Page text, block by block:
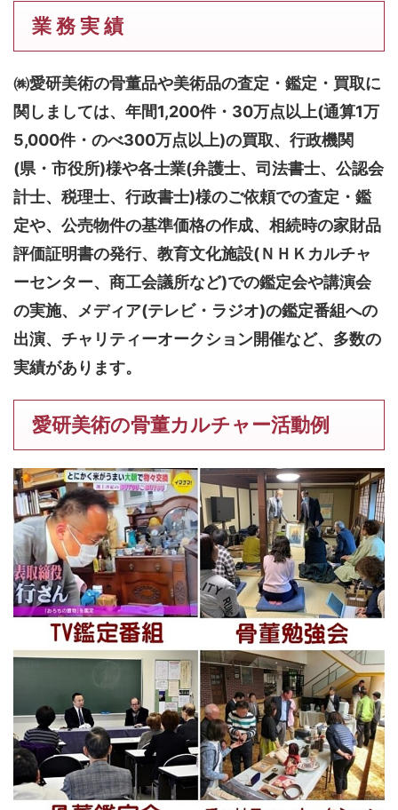
業 務 実 績
㈱愛研美術の骨董品や美術品の査定・鑑定・買取に
関しましては、 年間1,200件・30万点以上(通算1万
5,000件・のべ300万点以上)の買取、行政機関
(県・市役所)様や各士業(弁護士、司法書士、公認会
計士、税理士、行政書士)様のご依頼での査定・鑑
定や、公売物件の基準価格の作成、相続時の家財品
評価証明書の発行、教育文化施設(ＮＨＫカルチャ
ーセンター、商工会議所など)での鑑定会や講演会
の実施、メディア(テレビ・ラジオ)の鑑定番組への
出演、チャリティーオークション開催など、多数の
実績があります。
愛研美術の骨董カルチャー活動例